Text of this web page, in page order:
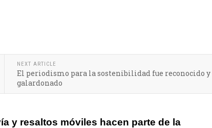
NEXT ARTICLE
El periodismo para la sostenibilidad fue reconocido y
galardonado
y resaltos móviles hacen parte de la